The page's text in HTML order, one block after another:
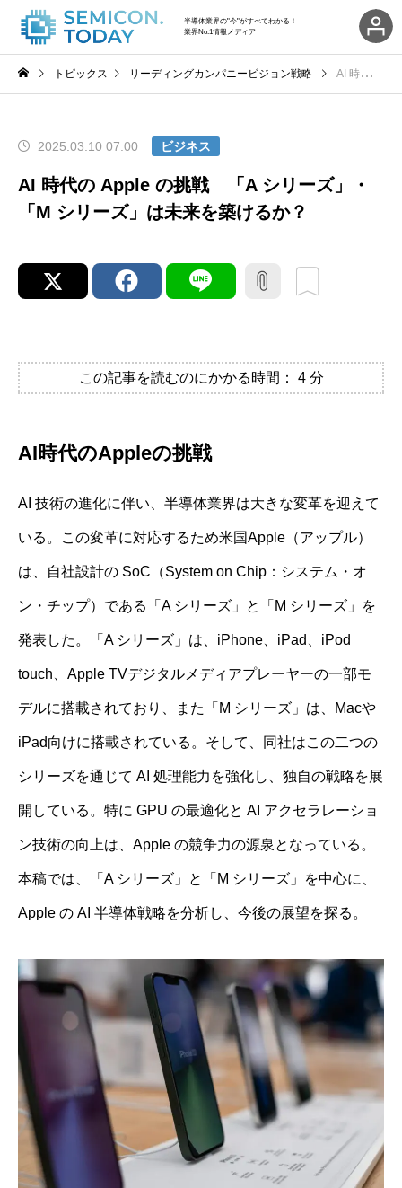
半導体業界の"今"がすべてわかる！
業界No.1情報メディア
トピックス リーディングカンパニービジョン戦略 AI 時代の Apple の挑戦 「A シリーズ」・「M シリーズ」は未来を築けるか？
2025.03.10 07:00 ビジネス
AI 時代の Apple の挑戦 「A シリーズ」・
「M シリーズ」は未来を築けるか？
この記事を読むのにかかる時間： 4 分
AI時代のAppleの挑戦
AI 技術の進化に伴い、半導体業界は大きな変革を迎えて
いる。この変革に対応するため米国Apple（アップル）
は、自社設計の SoC（System on Chip：システム・オ
ン・チップ）である「A シリーズ」と「M シリーズ」を
発表した。「A シリーズ」は、iPhone、iPad、iPod
touch、Apple TVデジタルメディアプレーヤーの一部モ
デルに搭載されており、また「M シリーズ」は、Macや
iPad向けに搭載されている。そして、同社はこの二つの
シリーズを通じて AI 処理能力を強化し、独自の戦略を展
開している。特に GPU の最適化と AI アクセラレーショ
ン技術の向上は、Apple の競争力の源泉となっている。
本稿では、「A シリーズ」と「M シリーズ」を中心に、
Apple の AI 半導体戦略を分析し、今後の展望を探る。